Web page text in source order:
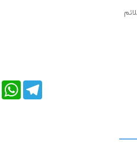
LinkedInWhatsApp